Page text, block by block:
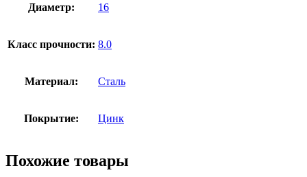
Диаметр: 16
Класс прочности: 8.0
Материал: Сталь
Покрытие: Цинк
Похожие товары